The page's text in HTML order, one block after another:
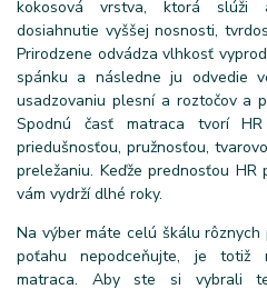
kokosová vrstva, ktorá slúži
dosiahnutie vyššej nosnosti,
Prirodzene odvádza vlhkosť
spánku a následne ju odvedie
usadzovaniu plesní a roztočov a
Spodnú časť matraca tvorí
priedušnosťou, pružnosťou,
preležaniu. Keďže prednosťou
vám vydrží dlhé roky.
Na výber máte celú škálu
poťahu nepodceňujte, je totiž
matraca. Aby ste si vybrali